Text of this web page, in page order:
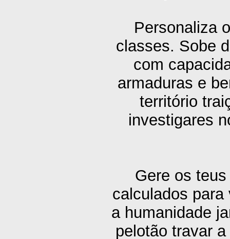
Personaliza
classes. Sobe
com
armaduras e
território
investigares
Gere os
calculados
a humanidade
pelotão travar